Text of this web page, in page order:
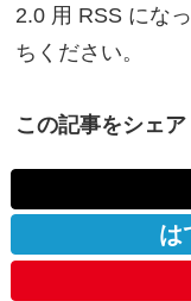
2.0 用 RSS にな
ちください。
この記事をシェア
は